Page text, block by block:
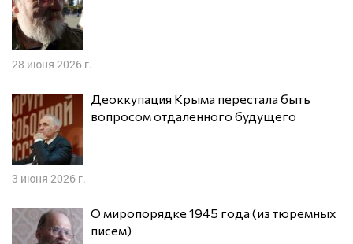
28 июня 2026 г.
Деоккупация Крыма перестала быть
вопросом отдаленного будущего
3 июня 2026 г.
О миропорядке 1945 года (из тюремных
писем)